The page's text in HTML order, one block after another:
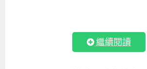
繼續閱讀